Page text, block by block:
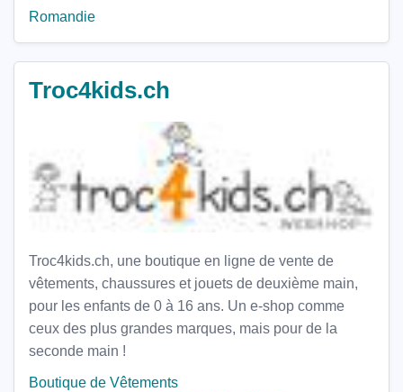
Romandie
Troc4kids.ch
Troc4kids.ch, une boutique en ligne de vente de
vêtements, chaussures et jouets de deuxième main,
pour les enfants de 0 à 16 ans. Un e-shop comme
ceux des plus grandes marques, mais pour de la
seconde main !
Boutique de Vêtements